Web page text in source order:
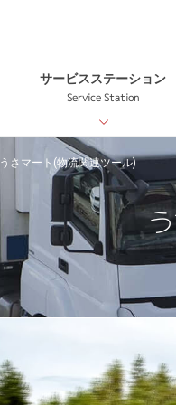
サービスステーション
Service Station
うさマート(物流関連ツール)